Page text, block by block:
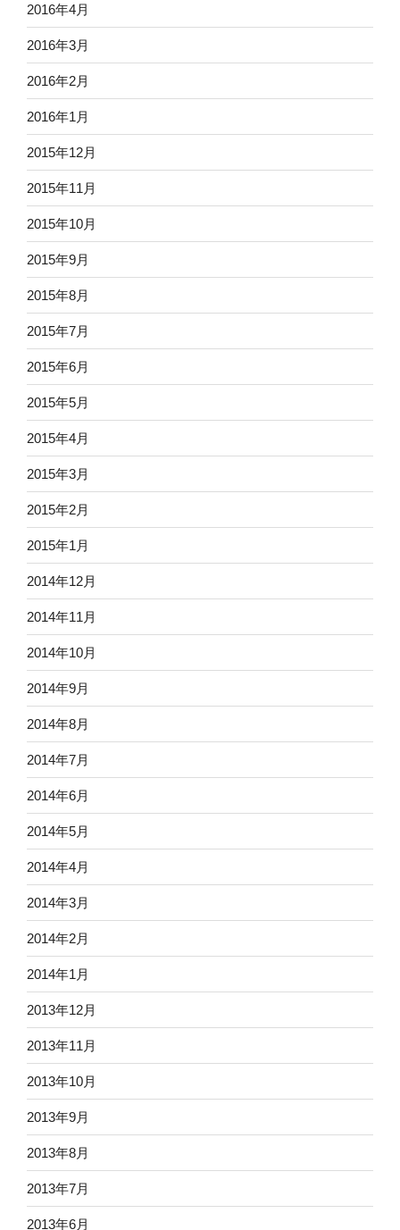
2016年4月
2016年3月
2016年2月
2016年1月
2015年12月
2015年11月
2015年10月
2015年9月
2015年8月
2015年7月
2015年6月
2015年5月
2015年4月
2015年3月
2015年2月
2015年1月
2014年12月
2014年11月
2014年10月
2014年9月
2014年8月
2014年7月
2014年6月
2014年5月
2014年4月
2014年3月
2014年2月
2014年1月
2013年12月
2013年11月
2013年10月
2013年9月
2013年8月
2013年7月
2013年6月